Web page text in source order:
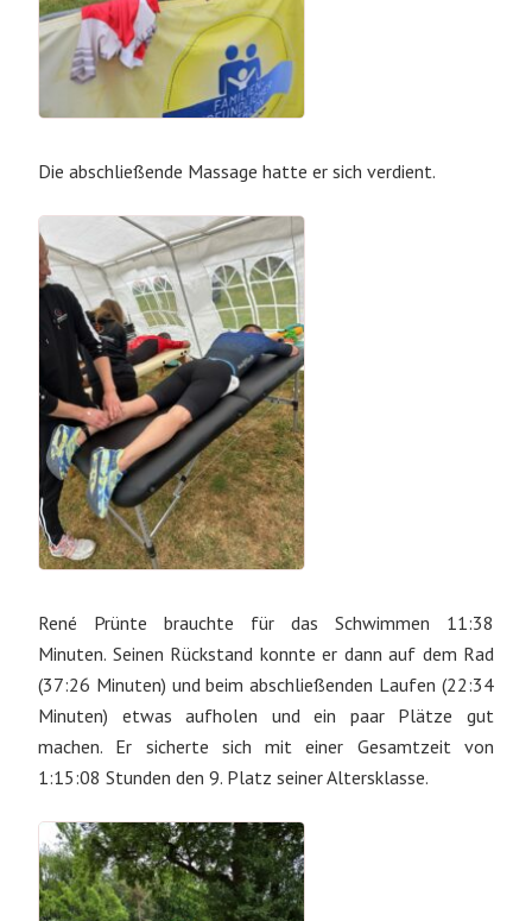
Die abschließende Massage hatte er sich verdient.
René Prünte brauchte für das Schwimmen 11:38
Minuten. Seinen Rückstand konnte er dann auf dem Rad
(37:26 Minuten) und beim abschließenden Laufen (22:34
Minuten) etwas aufholen und ein paar Plätze gut
machen. Er sicherte sich mit einer Gesamtzeit von
1:15:08 Stunden den 9. Platz seiner Altersklasse.